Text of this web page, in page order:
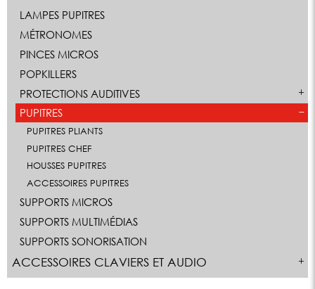
LAMPES PUPITRES
MÉTRONOMES
PINCES MICROS
POPKILLERS
PROTECTIONS AUDITIVES
PUPITRES
PUPITRES PLIANTS
PUPITRES CHEF
HOUSSES PUPITRES
ACCESSOIRES PUPITRES
SUPPORTS MICROS
SUPPORTS MULTIMÉDIAS
SUPPORTS SONORISATION
ACCESSOIRES CLAVIERS ET AUDIO